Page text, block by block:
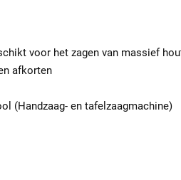
voor het zagen van massief
afkorten
(Handzaag- en tafelzaagmachine)